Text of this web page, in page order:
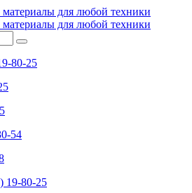
80-25
54
19-80-25